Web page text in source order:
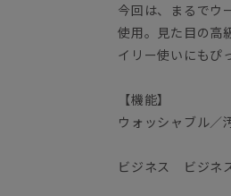
今回は、まるでウ
使用。見た目の高
イリー使いにもぴ
【機能】
ウォッシャブル／
ビジネス ビジネ